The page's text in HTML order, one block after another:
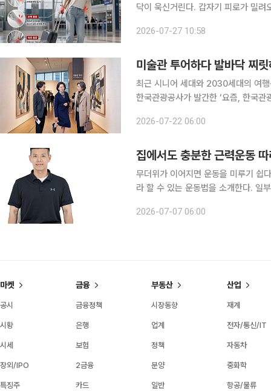
닥이 욱신거린다. 갑자기 피로가 밀
(Leisure Sickness)’라고 부른다.
2026-07-27 10:58
미술관 투어하다 발바닥 찌
최근 시니어 세대와 2030세대의 여
한국관광공사가 발간한 ‘요즘, 한국관
사찰 등 비교적 조용한 공간을 찾아
2026-07-22 06:00
집에서도 충분한 근력운동
무더위가 이어지면 운동을 미루기 쉽다. 유재호 노인운동처방연구소 대표와 함께 집에서도 쉽
라 할 수 있는 운동법을 소개한다. 일부 운동은
가장 들어오는 지점에서 3초간 버틴
2026-07-07 06:00
마켓
공시
시황
시세
장외/IPO
특징주
금융
금융정책
은행
보험
2금융
카드
부동산
시장동향
업계
정책
분양
일반
산업
재계
전자/통신/IT
자동차
중화학
항공/물류